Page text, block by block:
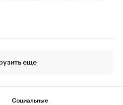
еще
Социальные